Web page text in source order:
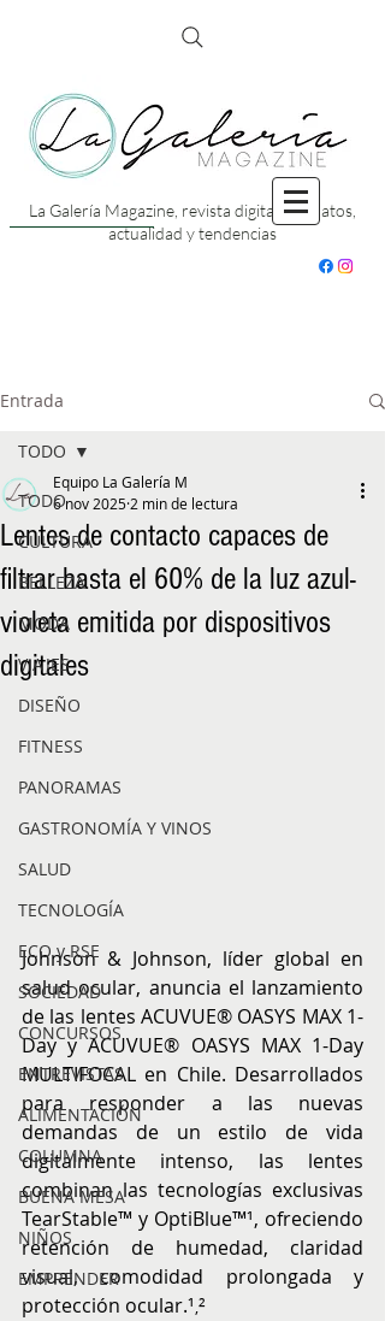
La Galería Magazine, revista digital con datos,
actualidad y tendencias
Entrada
TODO
CULTURA
BELLEZA
MODA
VIAJES
DISEÑO
FITNESS
PANORAMAS
GASTRONOMÍA Y VINOS
SALUD
TECNOLOGÍA
ECO y RSE
SOCIEDAD
CONCURSOS
ENTREVISTAS
ALIMENTACIÓN
COLUMNA
BUENA MESA
NIÑOS
EMPRENDER
TODO
Lentes de contacto capaces de
filtrar hasta el 60% de la luz azul-
violeta emitida por dispositivos
digitales
Equipo La Galería M
6 nov 2025 2 min de lectura
Johnson & Johnson, líder global en
salud ocular, anuncia el lanzamiento
de las lentes ACUVUE® OASYS MAX 1-
Day y ACUVUE® OASYS MAX 1-Day
MULTIFOCAL en Chile. Desarrollados
para responder a las nuevas
demandas de un estilo de vida
digitalmente intenso, las lentes
combinan las tecnologías exclusivas
TearStable™ y OptiBlue™¹, ofreciendo
retención de humedad, claridad
visual, comodidad prolongada y
protección ocular.¹,²